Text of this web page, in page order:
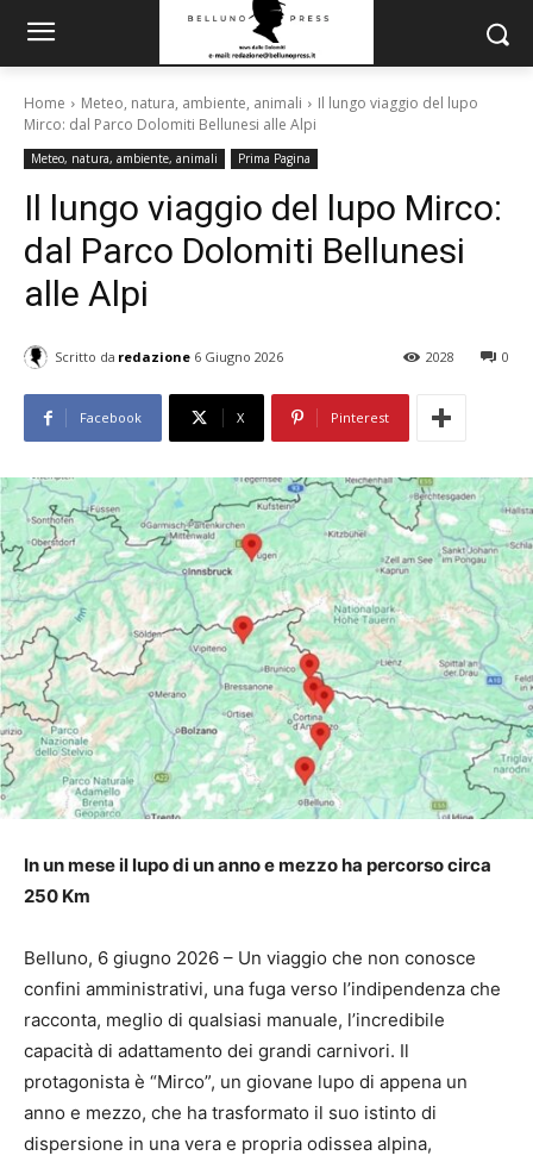
Home Meteo, natura, ambiente, animali
Il lungo viaggio del lupo
Mirco: dal Parco Dolomiti Bellunesi alle Alpi
Meteo, natura, ambiente, animali Prima Pagina
Il lungo viaggio del lupo Mirco:
dal Parco Dolomiti Bellunesi
alle Alpi
Scritto da redazione 6 Giugno 2026 0
2028
Facebook X Pinterest
In un mese il lupo di un anno e mezzo ha percorso circa
250 Km
Belluno, 6 giugno 2026 – Un viaggio che non conosce
confini amministrativi, una fuga verso l’indipendenza che
racconta, meglio di qualsiasi manuale, l’incredibile
capacità di adattamento dei grandi carnivori. Il
protagonista è “Mirco”, un giovane lupo di appena un
anno e mezzo, che ha trasformato il suo istinto di
dispersione in una vera e propria odissea alpina,